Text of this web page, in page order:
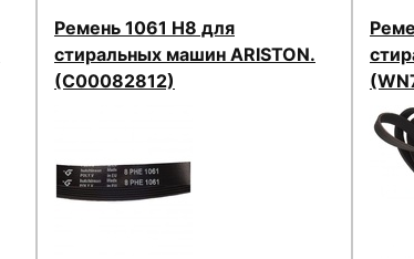
Ремень 1061 H8 для
стиральных машин ARISTON.
(C00082812)